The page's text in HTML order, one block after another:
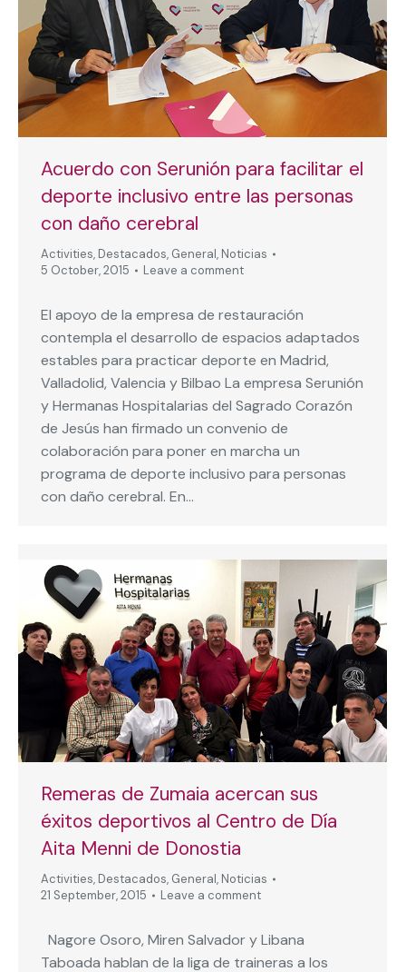
Acuerdo con Serunión para facilitar el
deporte inclusivo entre las personas
con daño cerebral
Activities, Destacados, General, Noticias
5 October, 2015
Leave a comment
El apoyo de la empresa de restauración
contempla el desarrollo de espacios adaptados
estables para practicar deporte en Madrid,
Valladolid, Valencia y Bilbao La empresa Serunión
y Hermanas Hospitalarias del Sagrado Corazón
de Jesús han firmado un convenio de
colaboración para poner en marcha un
programa de deporte inclusivo para personas
con daño cerebral. En…
Remeras de Zumaia acercan sus
éxitos deportivos al Centro de Día
Aita Menni de Donostia
Activities, Destacados, General, Noticias
21 September, 2015
Leave a comment
Nagore Osoro, Miren Salvador y Libana
Taboada hablan de la liga de traineras a los